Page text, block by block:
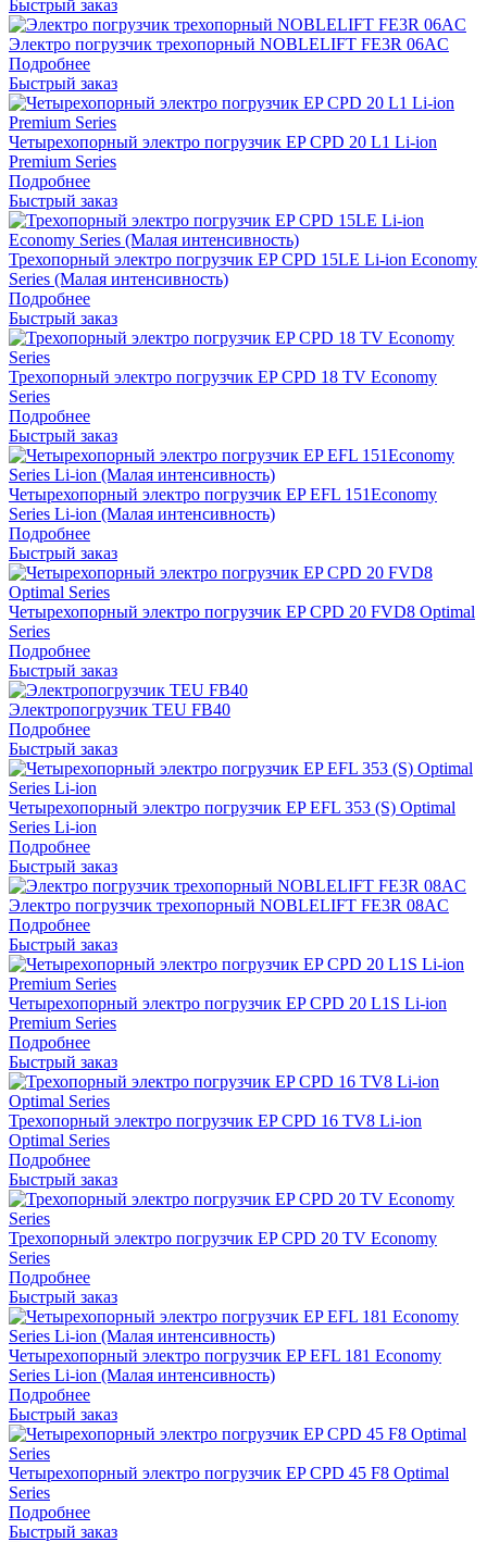
Быстрый заказ
Электро погрузчик трехопорный NOBLELIFT FE3R 06AC
Подробнее
Быстрый заказ
Четырехопорный электро погрузчик EP CPD 20 L1 Li-ion
Premium Series
Подробнее
Быстрый заказ
Трехопорный электро погрузчик EP CPD 15LE Li-ion Economy
Series (Малая интенсивность)
Подробнее
Быстрый заказ
Трехопорный электро погрузчик EP CPD 18 TV Economy
Series
Подробнее
Быстрый заказ
Четырехопорный электро погрузчик EP EFL 151Economy
Series Li-ion (Малая интенсивность)
Подробнее
Быстрый заказ
Четырехопорный электро погрузчик EP CPD 20 FVD8 Optimal
Series
Подробнее
Быстрый заказ
Электропогрузчик TEU FB40
Подробнее
Быстрый заказ
Четырехопорный электро погрузчик EP EFL 353 (S) Optimal
Series Li-ion
Подробнее
Быстрый заказ
Электро погрузчик трехопорный NOBLELIFT FE3R 08AC
Подробнее
Быстрый заказ
Четырехопорный электро погрузчик EP CPD 20 L1S Li-ion
Premium Series
Подробнее
Быстрый заказ
Трехопорный электро погрузчик EP CPD 16 TV8 Li-ion
Optimal Series
Подробнее
Быстрый заказ
Трехопорный электро погрузчик EP CPD 20 TV Economy
Series
Подробнее
Быстрый заказ
Четырехопорный электро погрузчик EP EFL 181 Economy
Series Li-ion (Малая интенсивность)
Подробнее
Быстрый заказ
Четырехопорный электро погрузчик EP CPD 45 F8 Optimal
Series
Подробнее
Быстрый заказ